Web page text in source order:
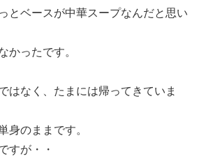
とベースが中華スープなんだと思い
かったです。
はなく、たまには帰ってきていま
身のままです。
すが・・